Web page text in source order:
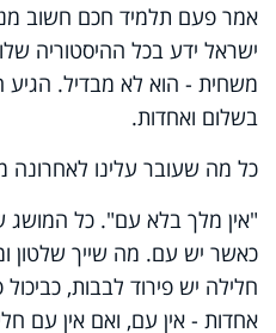
אמר פעם תלמיד חכם חשוב
ישראל ידע בכל ההיסטוריה
משחית - הוא לא מבדיל. הגיע
בשלום ואחדות.
כל מה שעובר עלינו
"אין מלך בלא עם". כל המושג
כאשר יש עם. מה שייך שלטון
חלילה יש פירוד לבבות,
אחדות - אין עם, ואם אין עם